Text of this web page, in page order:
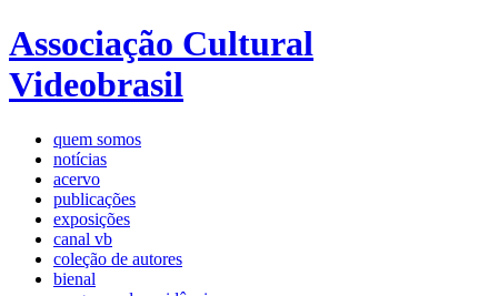
Associação Cultural
Videobrasil
quem somos
notícias
acervo
publicações
exposições
canal vb
coleção de autores
bienal